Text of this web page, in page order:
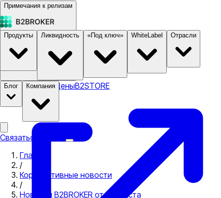
Примечания к релизам
Документация ЦеныB2STORE
Продукты Ликвидность «Под ключ» WhiteLabel Отрасли
Блог Компания
Связаться с нами
Главная
/
Корпоративные новости
/
Новости B2BROKER от 9 августа